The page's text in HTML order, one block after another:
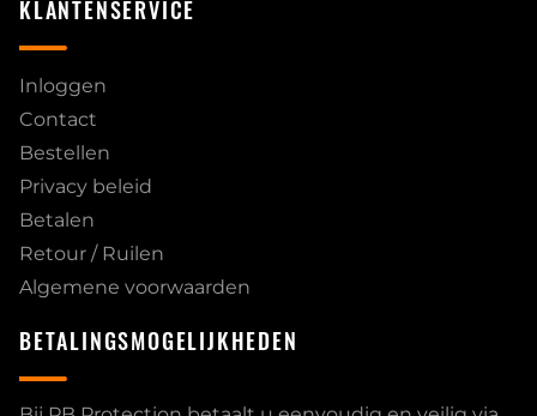
KLANTENSERVICE
Inloggen
Contact
Bestellen
Privacy beleid
Betalen
Retour / Ruilen
Algemene voorwaarden
BETALINGSMOGELIJKHEDEN